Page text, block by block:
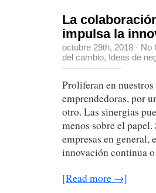
La
impulsa la
octubre 29th, 2018 · No
del cambio, Ideas de
Proliferan en
emprendedoras, por
otro. Las sinergias
menos sobre el
empresas en general,
innovación continua
[Read more →]